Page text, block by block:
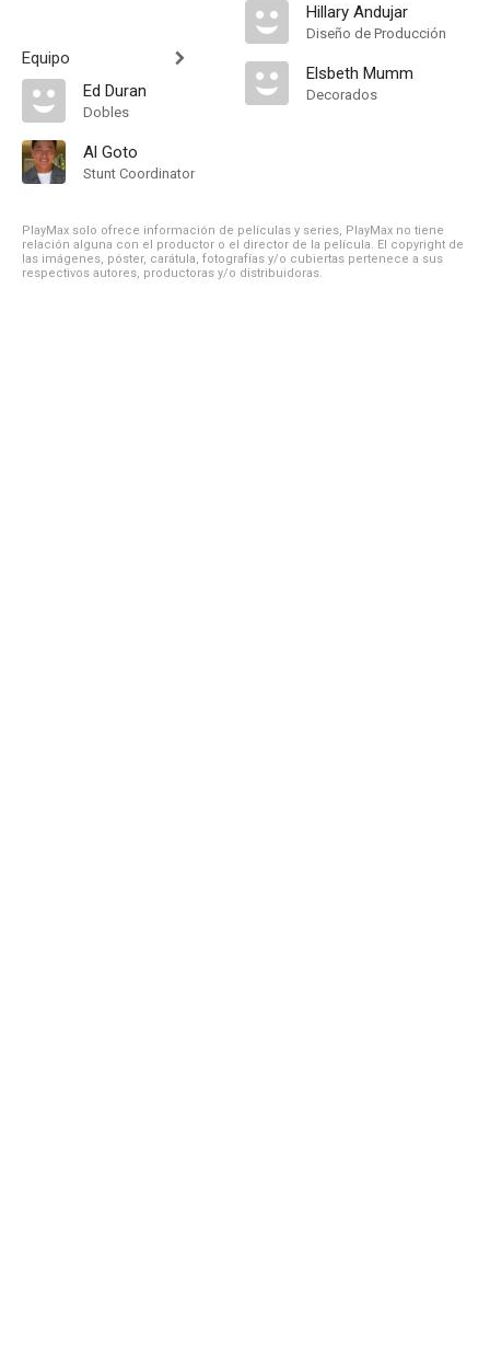
Equipo
Ed Duran
Dobles
Al Goto
Stunt Coordinator
Hillary Andujar
Diseño de Producción
Elsbeth Mumm
Decorados
PlayMax solo ofrece información de películas y series, PlayMax no tiene
relación alguna con el productor o el director de la película. El copyright de
las imágenes, póster, carátula, fotografías y/o cubiertas pertenece a sus
respectivos autores, productoras y/o distribuidoras.